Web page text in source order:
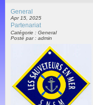
General
Apr 15, 2025
Partenariat
Catégorie : General
Posté par : admin